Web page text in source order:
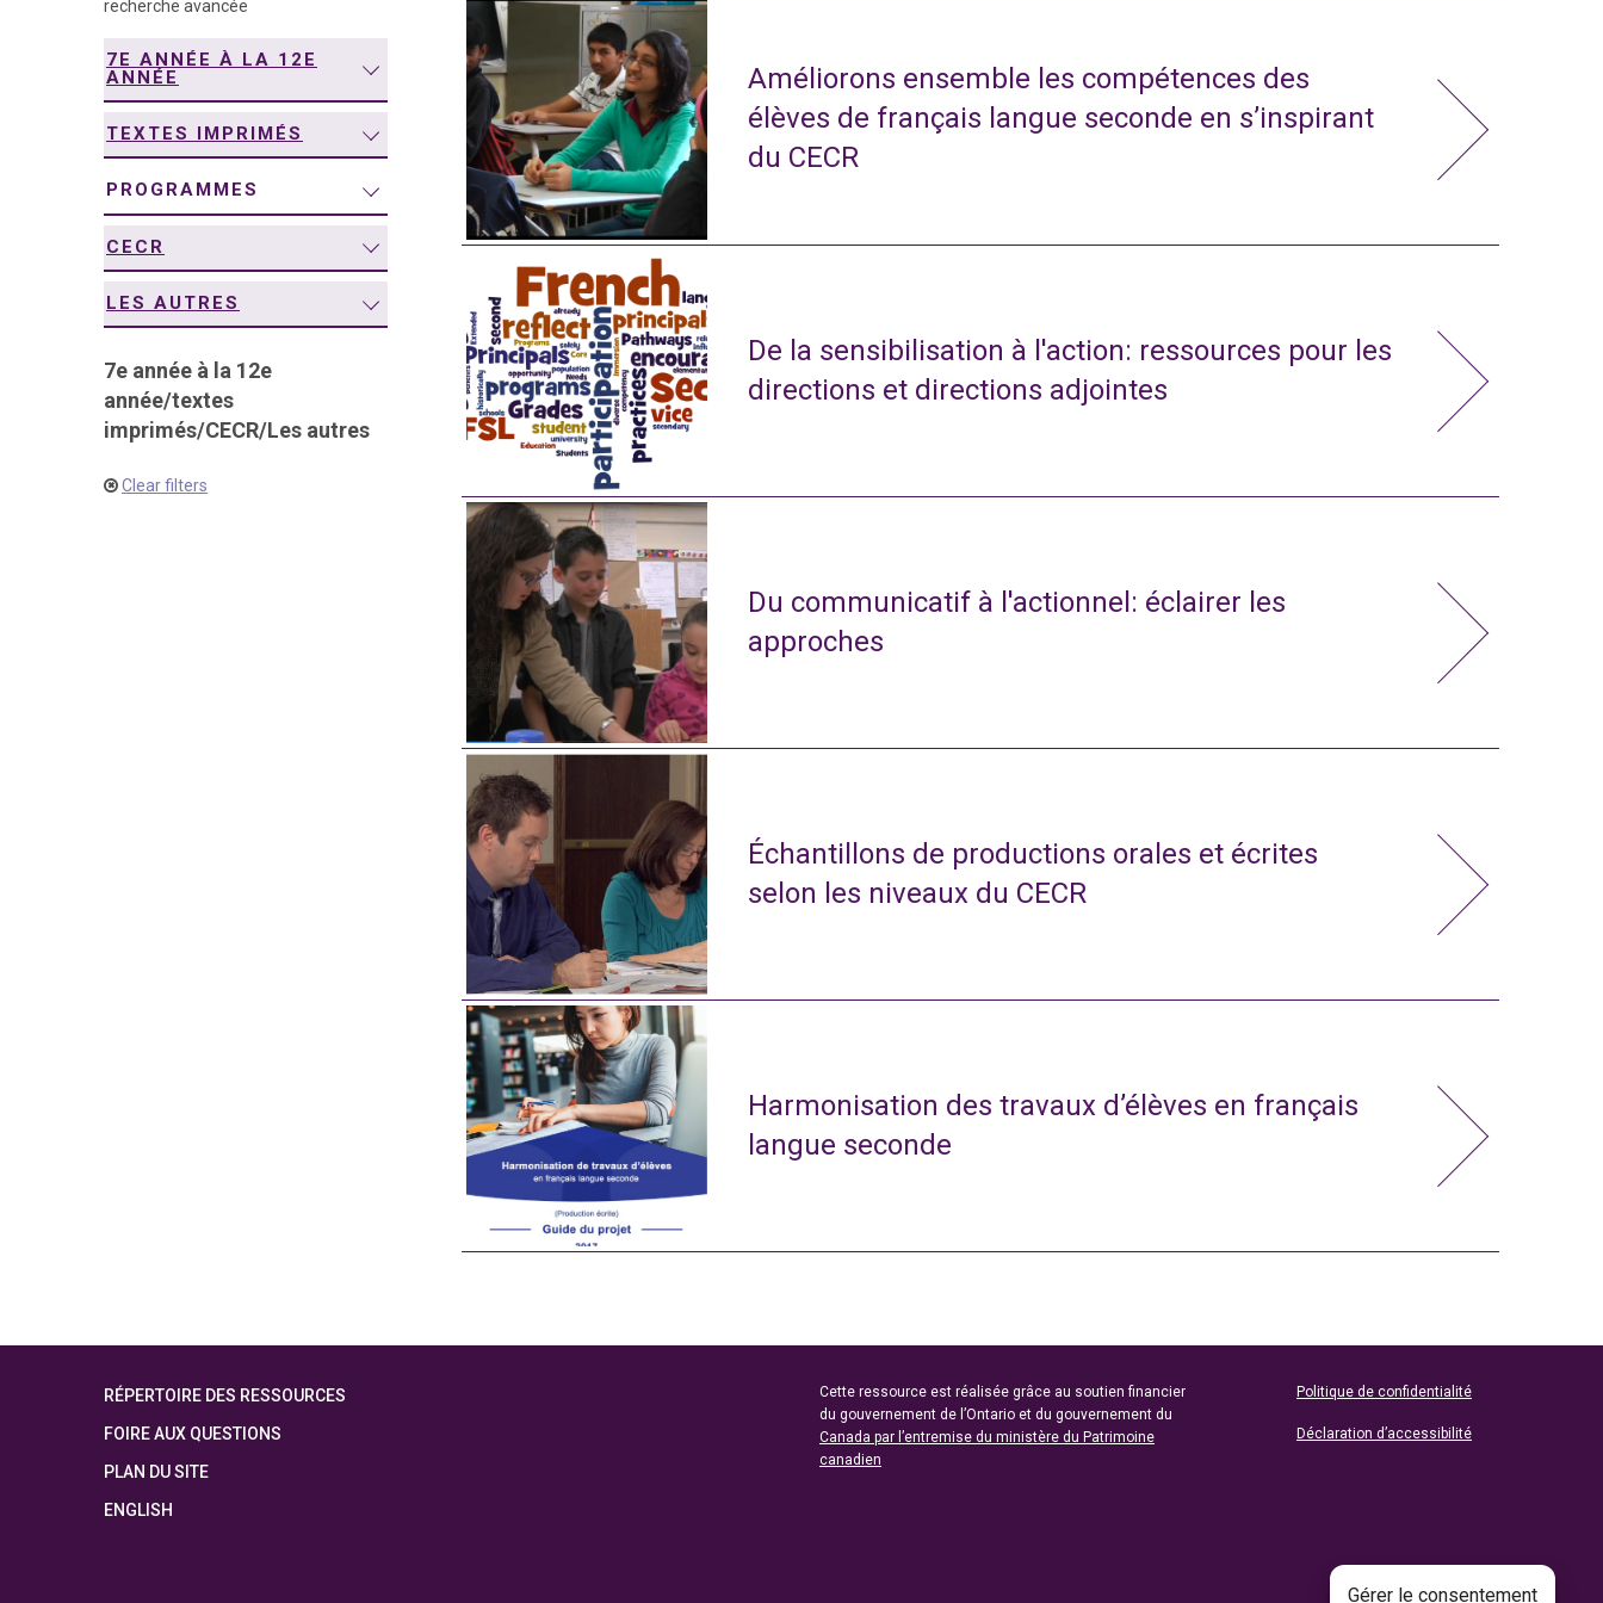
recherche avancée
7E ANNÉE À LA 12E
ANNÉE
TEXTES IMPRIMÉS
PROGRAMMES
CECR
LES AUTRES
7e année à la 12e
année/textes
imprimés/CECR/Les autres
Clear filters
Améliorons ensemble les compétences des
élèves de français langue seconde en s’inspirant
du CECR
De la sensibilisation à l'action: ressources pour les
directions et directions adjointes
Du communicatif à l'actionnel: éclairer les
approches
Échantillons de productions orales et écrites
selon les niveaux du CECR
Harmonisation des travaux d’élèves en français
langue seconde
RÉPERTOIRE DES RESSOURCES
FOIRE AUX QUESTIONS
PLAN DU SITE
ENGLISH
Cette ressource est réalisée grâce au soutien financier
du gouvernement de l’Ontario et du gouvernement du
Canada par l’entremise du ministère du Patrimoine
canadien
Politique de confidentialité
Déclaration d’accessibilité
Gérer le consentement